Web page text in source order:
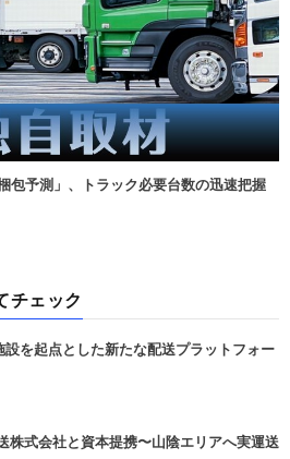
包予測」、トラック必要台数の迅速把握
チェック
を起点とした新たな配送プラットフォー
式会社と資本提携〜山陰エリアへ実運送